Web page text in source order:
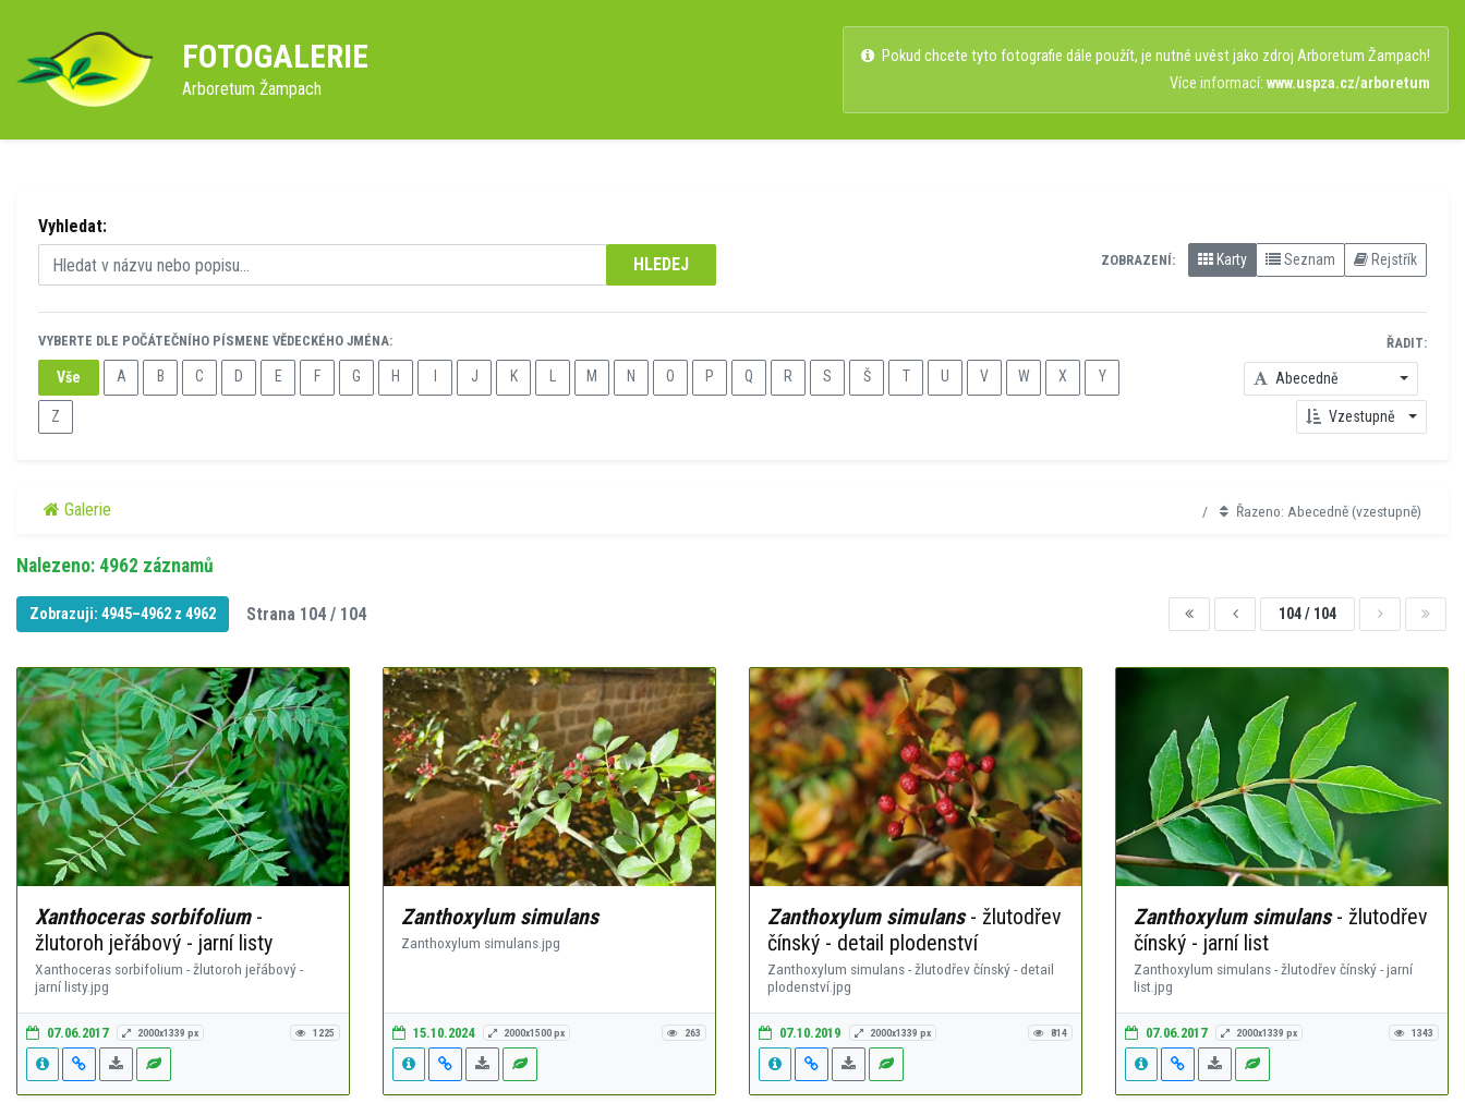
FOTOGALERIE
Arboretum Žampach
Pokud chcete tyto fotografie dále použít, je nutné uvést jako zdroj Arboretum Žampach!
Více informací: www.uspza.cz/arboretum
Vyhledat:
HLEDEJ
ZOBRAZENÍ: Karty Seznam Rejstřík
VYBERTE DLE POČÁTEČNÍHO PÍSMENE VĚDECKÉHO JMÉNA:
Vše A B C D E F G H J K M N O P Q R S Š T U V W X Y
Z
ŘADIT:
Abecedně
Vzestupně
Galerie Řazeno: Abecedně (vzestupně)
Nalezeno: 4962 záznamů
Zobrazuji: 4945–4962 z 4962 Strana 104 / 104 104 / 104
Xanthoceras sorbifolium-
žlutoroh jeřábový - jarní listy
Xanthoceras sorbifolium - žlutoroh jeřábový -
jarní listy.jpg
07.06.2017 2000x1339 px 1225
Zanthoxylum simulans
Zanthoxylum simulans.jpg
15.10.2024 2000x1500 px 263
Zanthoxylum simulans- žlutodřev
čínský - detail plodenství
Zanthoxylum simulans - žlutodřev čínský - detail
plodenství.jpg
07.10.2019 2000x1339 px 814
Zanthoxylum simulans- žlutodřev
čínský - jarní list
Zanthoxylum simulans - žlutodřev čínský - jarní
list.jpg
07.06.2017 2000x1339 px 1343